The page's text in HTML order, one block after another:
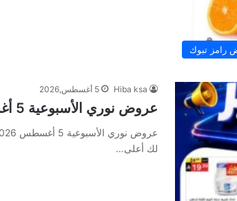
رامز تبوك
Hiba ksa 5 أغسطس,2026
عروض نوري الأسبوعية 5 أغسطس 2026 الموافق 22 صفر 1448 عروض التوفير
لك أعلى…